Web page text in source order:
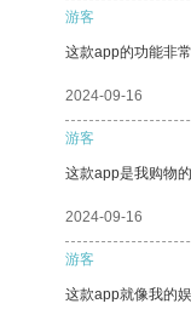
游客
这款app的功能非
2024-09-16
游客
这款app是我购物
2024-09-16
游客
这款app就像我的